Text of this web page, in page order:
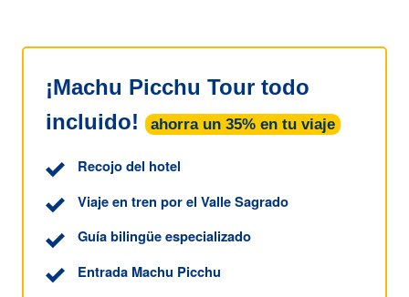
¡Machu Picchu Tour todo
incluido! ahorra un 35% en tu viaje
Recojo del hotel
Viaje en tren por el Valle Sagrado
Guía bilingüe especializado
Entrada Machu Picchu